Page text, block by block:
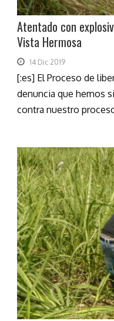
Atentado con
Vista Hermosa
14 Dic 2019
[:es] El Proceso de
denuncia que hemos
contra nuestro